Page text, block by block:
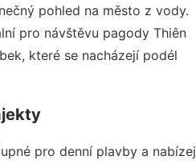
pohled na město z vody.
pro návštěvu pagody Thiên
které se nacházejí podél
pro denní plavby a